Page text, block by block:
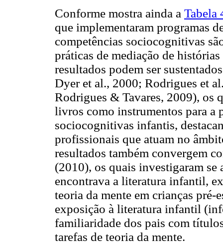
Conforme mostra ainda a Tabela
que implementaram programas
competências sociocognitivas
práticas de mediação de
resultados podem ser
Dyer et al., 2000; Rodrigues et
Rodrigues & Tavares, 2009), os
livros como instrumentos para a
sociocognitivas infantis,
profissionais que atuam no
resultados também convergem
(2010), os quais investigaram se
encontrava a literatura infantil,
teoria da mente em crianças pré-
exposição à literatura infantil
familiaridade dos pais com
tarefas de teoria da mente.